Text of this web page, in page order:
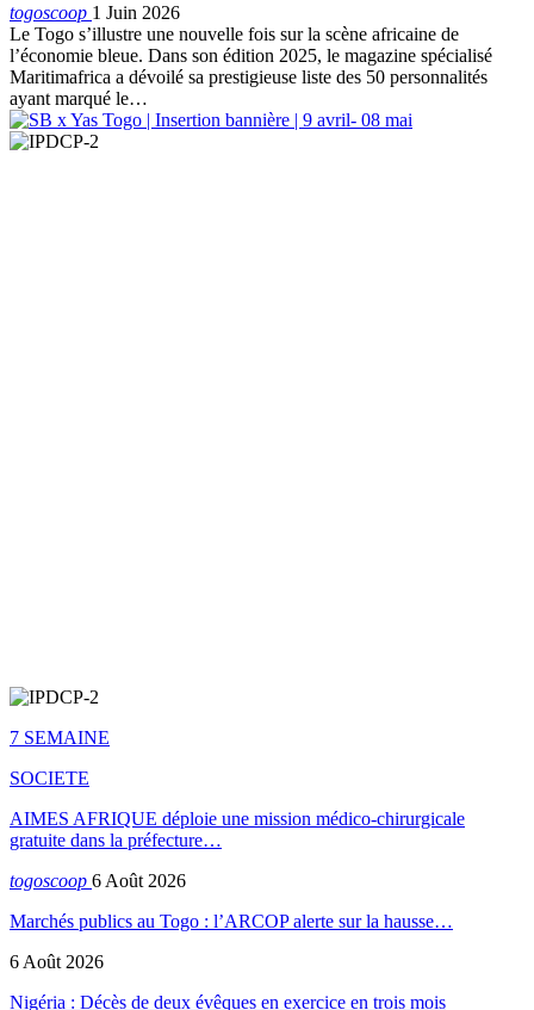
togoscoop 1 Juin 2026
Le Togo s’illustre une nouvelle fois sur la scène africaine de
l’économie bleue. Dans son édition 2025, le magazine spécialisé
Maritimafrica a dévoilé sa prestigieuse liste des 50 personnalités
ayant marqué le…
7 SEMAINE
SOCIETE
AIMES AFRIQUE déploie une mission médico-chirurgicale
gratuite dans la préfecture…
togoscoop 6 Août 2026
Marchés publics au Togo : l’ARCOP alerte sur la hausse…
6 Août 2026
Nigéria : Décès de deux évêques en exercice en trois mois